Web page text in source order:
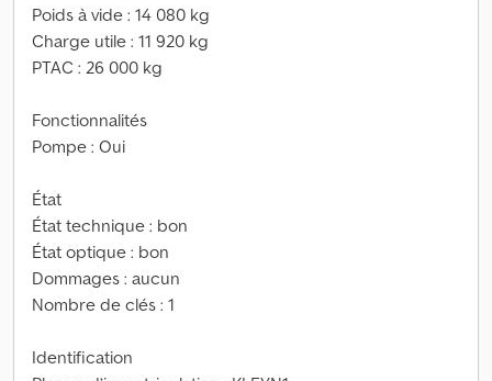
Poids à vide : 14 080 kg
Charge utile : 11 920 kg
PTAC : 26 000 kg
Fonctionnalités
Pompe : Oui
État
État technique : bon
État optique : bon
Dommages : aucun
Nombre de clés : 1
Identification